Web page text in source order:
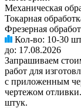
Механическая
Токарная
Фрезерная
Кол-во: 10-30
до: 17.08.2026
Запрашиваем
работ для
с приложенным
чертежом
штук.